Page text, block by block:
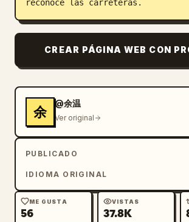
Actualizaciones
reconoce las carreteras.
CREAR PÁGINA WEB CON
余
@余温
Ver original
PUBLICADO
IDIOMA ORIGINAL
ME GUSTA
56
VISTAS
37.8K